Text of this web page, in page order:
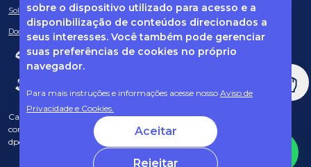
sobre o dispositivo utilizado para acesso e a
disponibilização de conteúdos direcionados a
seus interesses. Você também pode gerenciar
suas preferências de cookies no próprio
navegador.
Para mais instruções e informações acesse nosso Aviso de
Privacidade e Cookies.
Aceitar
Rejeitar
Solicitação de informações
Documentos obrigatórios
Caso tenha dúvidas sobre Privacidade de Dados e LGPD, entre em
contato com o nosso DPO (encarregado de dados) via e-mail:
dpo@fcopel.org.br